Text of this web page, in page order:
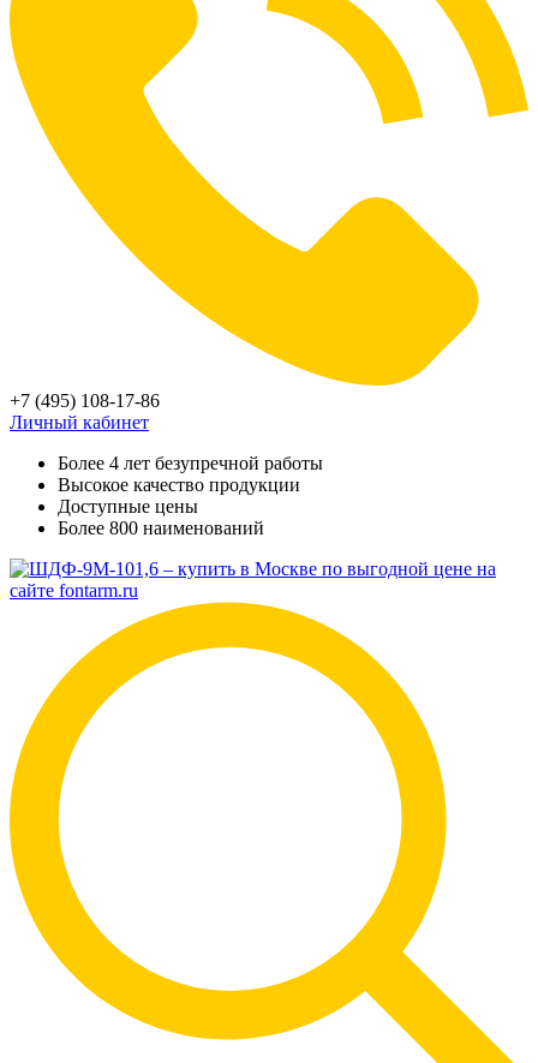
+7 (495) 108-17-86
Личный кабинет
Более 4 лет безупречной работы
Высокое качество продукции
Доступные цены
Более 800 наименований